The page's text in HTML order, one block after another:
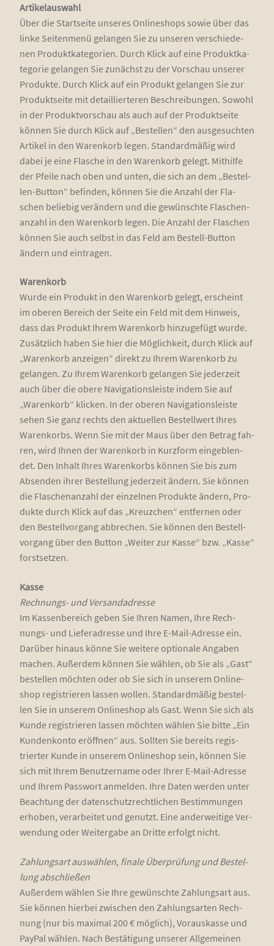
Arti­kel­aus­wahl
Über die Start­sei­te unse­res Online­shops sowie über das
lin­ke Sei­ten­me­nü gelan­gen Sie zu unse­ren ver­schie­de­
nen Pro­dukt­ka­te­go­rien. Durch Klick auf eine Pro­dukt­ka­
te­go­rie gelan­gen Sie zunächst zu der Vor­schau unse­rer
Pro­duk­te. Durch Klick auf ein Pro­dukt gelan­gen Sie zur
Pro­dukt­sei­te mit detail­lier­te­ren Beschrei­bun­gen. Sowohl
in der Pro­dukt­vor­schau als auch auf der Pro­dukt­sei­te
kön­nen Sie durch Klick auf „Bestel­len“ den aus­ge­such­ten
Arti­kel in den Waren­korb legen. Stan­dard­mä­ßig wird
dabei je eine Fla­sche in den Waren­korb gelegt. Mit­hil­fe
der Pfei­le nach oben und unten, die sich an dem „Bestel­
len-But­ton“ befin­den, kön­nen Sie die Anzahl der Fla­
schen belie­big ver­än­dern und die gewünsch­te Fla­schen­
an­zahl in den Waren­korb legen. Die Anzahl der Fla­schen
kön­nen Sie auch selbst in das Feld am Bestell-But­ton
ändern und eintragen.
Waren­korb
Wur­de ein Pro­dukt in den Waren­korb gelegt, erscheint
im obe­ren Bereich der Sei­te ein Feld mit dem Hin­weis,
dass das Pro­dukt Ihrem Waren­korb hin­zu­ge­fügt wur­de.
Zusätz­lich haben Sie hier die Mög­lich­keit, durch Klick auf
„Waren­korb anzei­gen“ direkt zu Ihrem Waren­korb zu
gelan­gen. Zu Ihrem Waren­korb gelan­gen Sie jeder­zeit
auch über die obe­re Navi­ga­ti­ons­leis­te indem Sie auf
„Waren­korb“ kli­cken. In der obe­ren Navi­ga­ti­ons­leis­te
sehen Sie ganz rechts den aktu­el­len Bestell­wert Ihres
Waren­korbs. Wenn Sie mit der Maus über den Betrag fah­
ren, wird Ihnen der Waren­korb in Kurz­form ein­ge­blen­
det. Den Inhalt Ihres Waren­korbs kön­nen Sie bis zum
Absen­den ihrer Bestel­lung jeder­zeit ändern. Sie kön­nen
die Fla­schen­an­zahl der ein­zel­nen Pro­duk­te ändern, Pro­
duk­te durch Klick auf das „Kreuz­chen“ ent­fer­nen oder
den Bestell­vor­gang abbre­chen. Sie kön­nen den Bestell­
vor­gang über den But­ton „Wei­ter zur Kas­se“ bzw. „Kas­se“
forstsetzen.
Kas­se
Rech­nungs- und Ver­sand­adres­se
Im Kas­sen­be­reich geben Sie Ihren Namen, Ihre Rech­
nungs- und Lie­fer­adres­se und Ihre E-Mail-Adres­se ein.
Dar­über hin­aus kön­ne Sie wei­te­re optio­na­le Anga­ben
machen. Außer­dem kön­nen Sie wäh­len, ob Sie als „Gast“
bestel­len möch­ten oder ob Sie sich in unse­rem Online­
shop regis­trie­ren las­sen wol­len. Stan­dard­mä­ßig bestel­
len Sie in unse­rem Online­shop als Gast. Wenn Sie sich als
Kun­de regis­trie­ren las­sen möch­ten wäh­len Sie bit­te „Ein
Kun­den­kon­to eröff­nen“ aus. Soll­ten Sie bereits regis­
trier­ter Kun­de in unse­rem Online­shop sein, kön­nen Sie
sich mit Ihrem Benut­zer­na­me oder Ihrer E-Mail-Adres­se
und Ihrem Pass­wort anmel­den. Ihre Daten wer­den unter
Beach­tung der daten­schutz­recht­li­chen Bestim­mun­gen
erho­ben, ver­ar­bei­tet und genutzt. Eine ander­wei­ti­ge Ver­
wen­dung oder Wei­ter­ga­be an Drit­te erfolgt nicht.
Zah­lungs­art aus­wäh­len, fina­le Über­prü­fung und Bestel­
lung abschlie­ßen
Außer­dem wäh­len Sie Ihre gewünsch­te Zah­lungs­art aus.
Sie kön­nen hier­bei zwi­schen den Zah­lungs­ar­ten Rech­
nung (nur bis maxi­mal 200 € mög­lich), Vor­aus­kas­se und
Pay­Pal wäh­len. Nach Bestä­ti­gung unse­rer All­ge­mei­nen